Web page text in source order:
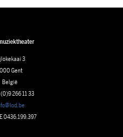
3
Gent
België
266 11 33
0436.199.397